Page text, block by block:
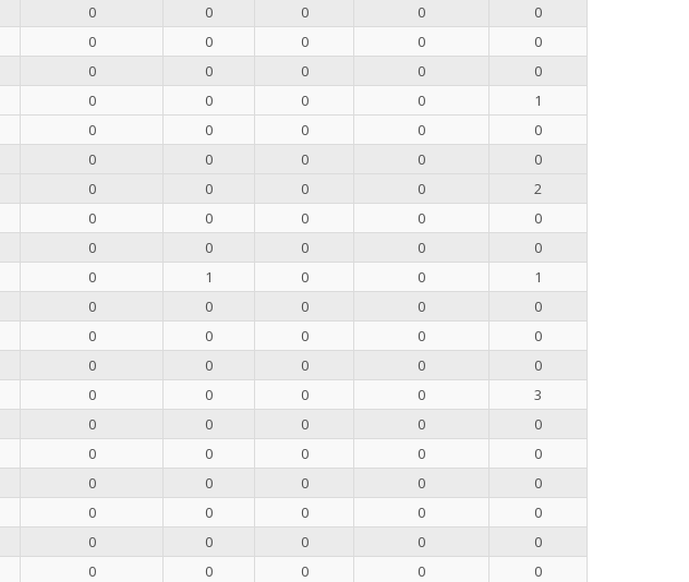
0 0 0 0
0
0 0 0 0
0
0 0 0 0
0
0 0 0 0
1
0 0 0 0
0
0 0 0 0
0
0 0 0 0
2
0 0 0 0
0
0 0 0 0
0
0 1 0 0
1
0 0 0 0
0
0 0 0 0
0
0 0 0 0
0
0 0 0 0
3
0 0 0 0
0
0 0 0 0
0
0 0 0 0
0
0 0 0 0
0
0 0 0 0
0
0 0 0 0
0